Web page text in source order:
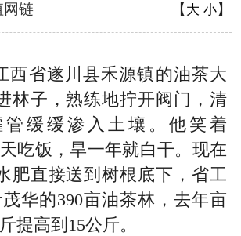
网链 【 大 小】
西省遂川县禾源镇的油茶大
林子，熟练地拧开阀门，清
缓缓渗入土壤。他笑着
吃饭，旱一年就白干。现在
肥直接送到树根底下，省工
华的390亩油茶林，去年亩
提高到15公斤。